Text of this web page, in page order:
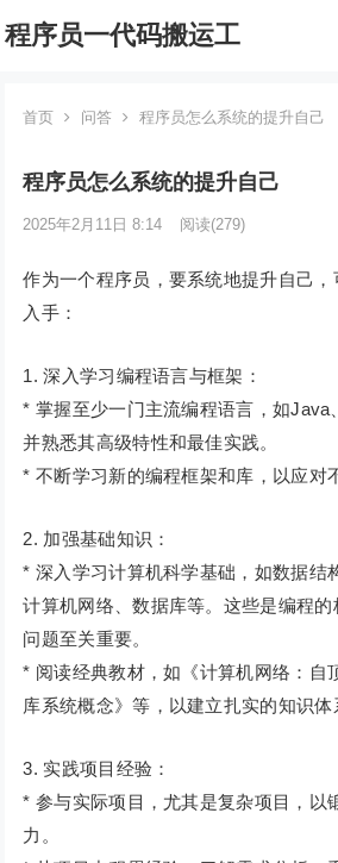
程序员一代码搬运工
首页 问答 程序员怎么系统的提升自己
程序员怎么系统的提升自己
2025年2月11日 8:14 阅读(279)
作为一个程序员，要系统地提升自己
入手：
1. 深入学习编程语言与框架：
* 掌握至少一门主流编程语言，如Java
并熟悉其高级特性和最佳实践。
* 不断学习新的编程框架和库，以应对
2. 加强基础知识：
* 深入学习计算机科学基础，如数据结
计算机网络、数据库等。这些是编程
问题至关重要。
* 阅读经典教材，如《计算机网络：自
库系统概念》等，以建立扎实的知识体
3. 实践项目经验：
* 参与实际项目，尤其是复杂项目，以
力。